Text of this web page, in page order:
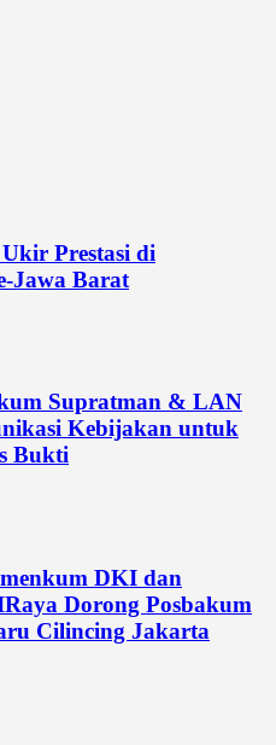
Prestasi di
Jawa Barat
Supratman & LAN
Kebijakan untuk
Bukti
DKI dan
Dorong Posbakum
Cilincing Jakarta